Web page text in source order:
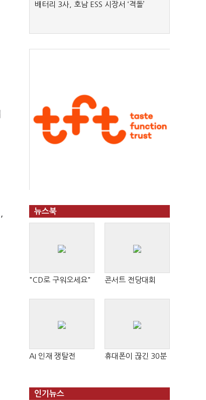
배터리 3사, 호남 ESS 시장서 ‘격돌’
뉴스북
"CD로 구워오세요" 콘서트 전당대회
AI 인재 쟁탈전 휴대폰이 끊긴 30분
인기뉴스